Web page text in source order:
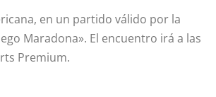
en un partido válido por la
Maradona». El encuentro irá a las
Premium.